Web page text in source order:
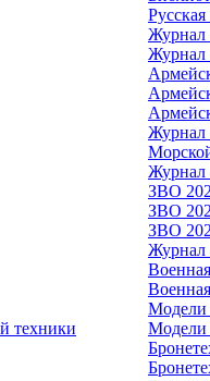
Журнал
Журнал
Журнал
Журнал
ЗВО
ЗВО
ЗВО
Журнал
техники
Модели